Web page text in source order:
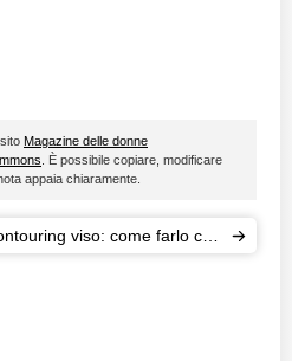
Magazine delle donne
. È possibile copiare, modificare
appaia chiaramente.
viso: come farlo con